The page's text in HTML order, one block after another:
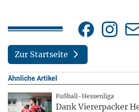
Zur Startseite
Ähnliche Artikel
Fußball-Hessenliga
Dank Viererpacker